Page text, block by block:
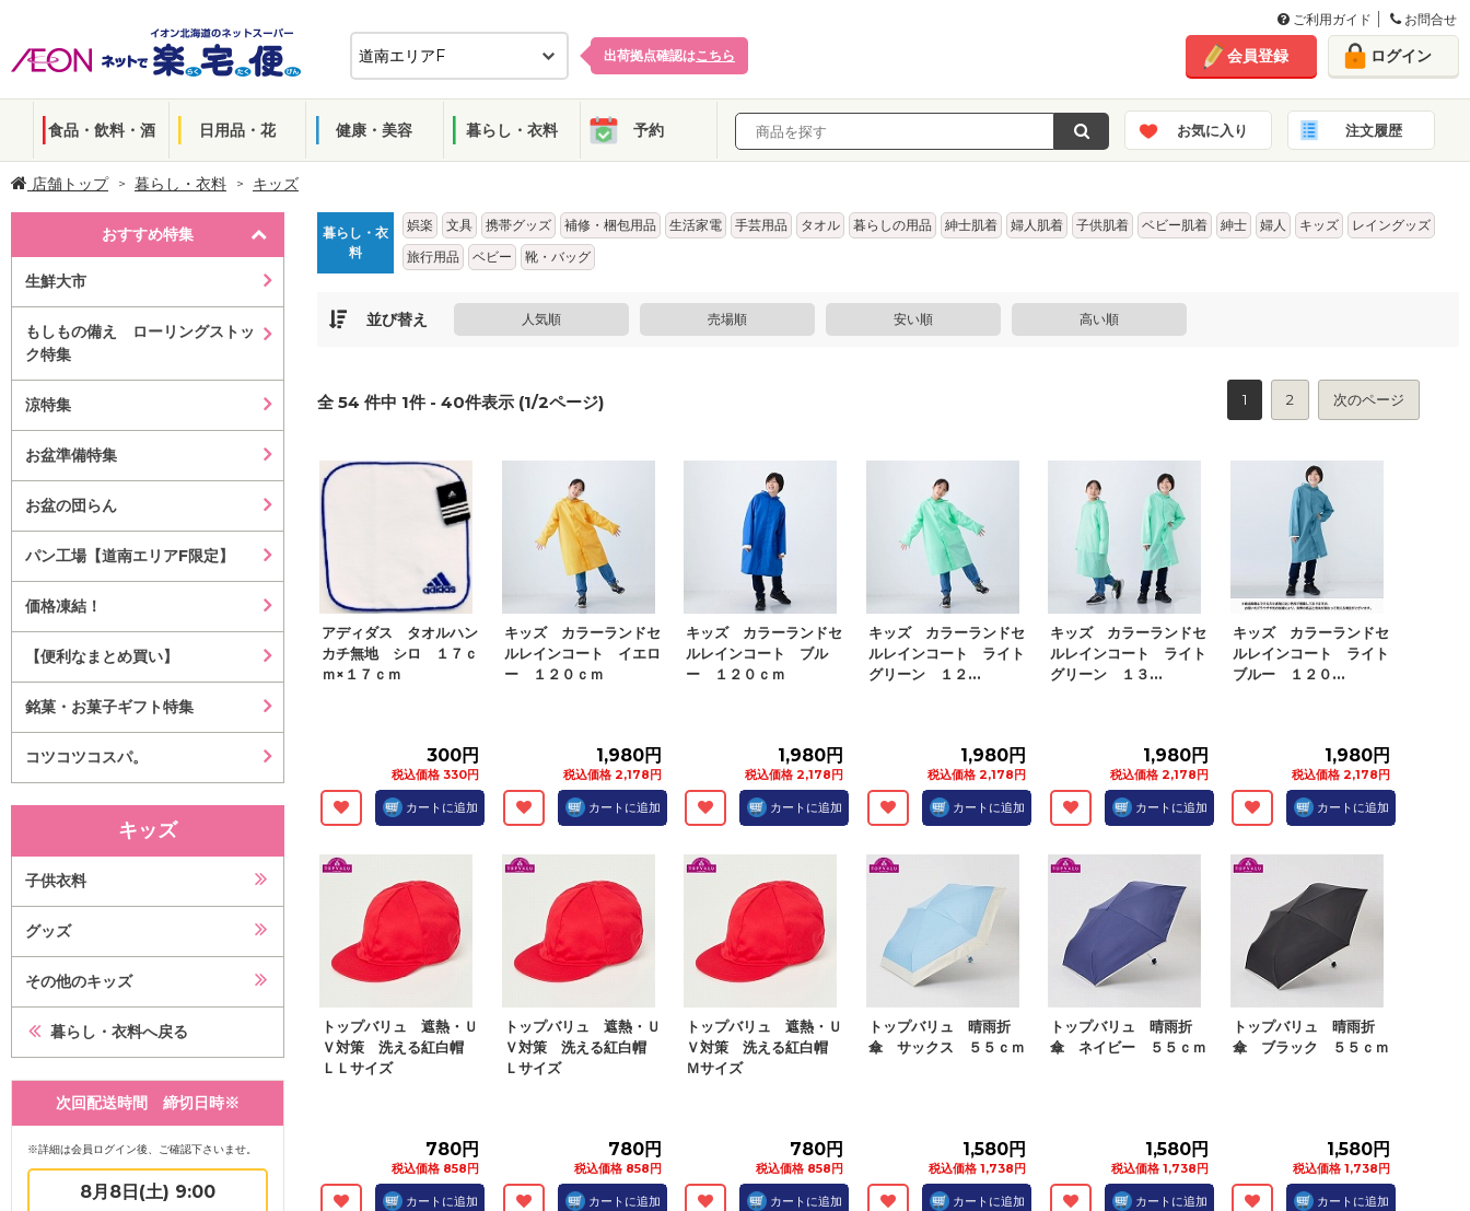
ご利用ガイド お問合せ
出荷拠点確認はこちら 会員登録 ログイン
食品・飲料・酒 日用品・花 健康・美容 暮らし・衣料 予約 お気に入り 注文履歴
店舗トップ 暮らし・衣料 キッズ
おすすめ特集
生鮮大市
もしもの備え ローリングストッ
ク特集
涼特集
お盆準備特集
お盆の団らん
パン工場【道南エリアF限定】
価格凍結！
【便利なまとめ買い】
銘菓・お菓子ギフト特集
コツコツコスパ。
キッズ
子供衣料
グッズ
その他のキッズ
暮らし・衣料へ戻る
次回配送時間 締切日時※
※詳細は会員ログイン後、ご確認下さいませ。
8月8日(土) 9:00
暮らし・衣
料
娯楽 文具 携帯グッズ 補修・梱包用品 生活家電 手芸用品 タオル 暮らしの用品 紳士肌着 婦人肌着 子供肌着 ベビー肌着 紳士 婦人 キッズ
レイングッズ
旅行用品
ベビー 靴・バッグ
並び替え 人気順 売場順 安い順 高い順
全54 件中 1件 - 40件表示 (1/2ページ) 1 2 次のページ
アディダス タオルハン
カチ無地 シロ １７ｃ
ｍ×１７ｃｍ
300円
税込価格 330円
カートに追加
キッズ カラーランドセ
ルレインコート イエロ
ー １２０ｃｍ
1,980円
税込価格 2,178円
カートに追加
キッズ カラーランドセ
ルレインコート ブル
ー １２０ｃｍ
1,980円
税込価格 2,178円
カートに追加
キッズ カラーランドセ
ルレインコート ライト
グリーン １２...
1,980円
税込価格 2,178円
カートに追加
キッズ カラーランドセ
ルレインコート ライト
グリーン １３...
1,980円
税込価格 2,178円
カートに追加
キッズ カラーランドセ
ルレインコート ライト
ブルー １２０...
1,980円
税込価格 2,178円
カートに追加
トップバリュ 遮熱・Ｕ
Ｖ対策 洗える紅白帽
ＬＬサイズ
780円
税込価格 858円
カートに追加
トップバリュ 遮熱・Ｕ
Ｖ対策 洗える紅白帽
Ｌサイズ
780円
税込価格 858円
カートに追加
トップバリュ 遮熱・Ｕ
Ｖ対策 洗える紅白帽
Ｍサイズ
780円
税込価格 858円
カートに追加
トップバリュ 晴雨折
傘 サックス ５５ｃｍ
1,580円
税込価格 1,738円
カートに追加
トップバリュ 晴雨折
傘 ネイビー ５５ｃｍ
1,580円
税込価格 1,738円
カートに追加
トップバリュ 晴雨折
傘 ブラック ５５ｃｍ
1,580円
税込価格 1,738円
カートに追加